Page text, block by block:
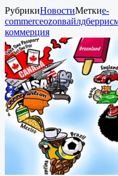
РубрикиНовостиМеткиe-
commerceozonвайлдберрис
коммерция